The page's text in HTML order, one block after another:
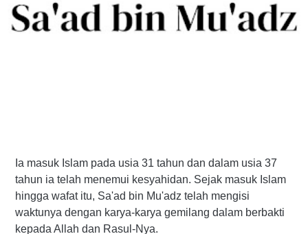
Ia masuk Islam pada usia 31 tahun dan dalam usia 37
tahun ia telah menemui kesyahidan. Sejak masuk Islam
hingga wafat itu, Sa'ad bin Mu'adz telah mengisi
waktunya dengan karya-karya gemilang dalam berbakti
kepada Allah dan Rasul-Nya.